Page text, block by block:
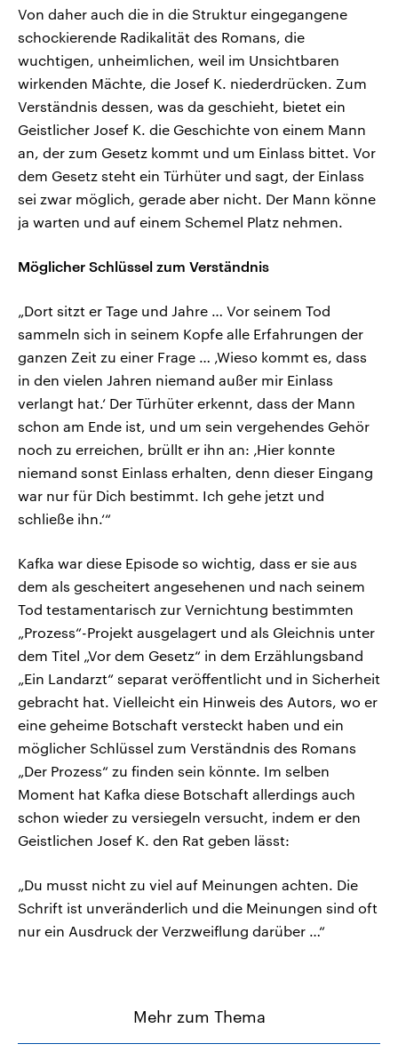
Von daher auch die in die Struktur eingegangene
schockierende Radikalität des Romans, die
wuchtigen, unheimlichen, weil im Unsichtbaren
wirkenden Mächte, die Josef K. niederdrücken. Zum
Verständnis dessen, was da geschieht, bietet ein
Geistlicher Josef K. die Geschichte von einem Mann
an, der zum Gesetz kommt und um Einlass bittet. Vor
dem Gesetz steht ein Türhüter und sagt, der Einlass
sei zwar möglich, gerade aber nicht. Der Mann könne
ja warten und auf einem Schemel Platz nehmen.
Möglicher Schlüssel zum Verständnis
„Dort sitzt er Tage und Jahre … Vor seinem Tod
sammeln sich in seinem Kopfe alle Erfahrungen der
ganzen Zeit zu einer Frage … ‚Wieso kommt es, dass
in den vielen Jahren niemand außer mir Einlass
verlangt hat.‘ Der Türhüter erkennt, dass der Mann
schon am Ende ist, und um sein vergehendes Gehör
noch zu erreichen, brüllt er ihn an: ‚Hier konnte
niemand sonst Einlass erhalten, denn dieser Eingang
war nur für Dich bestimmt. Ich gehe jetzt und
schließe ihn.‘“
Kafka war diese Episode so wichtig, dass er sie aus
dem als gescheitert angesehenen und nach seinem
Tod testamentarisch zur Vernichtung bestimmten
„Prozess“-Projekt ausgelagert und als Gleichnis unter
dem Titel „Vor dem Gesetz“ in dem Erzählungsband
„Ein Landarzt“ separat veröffentlicht und in Sicherheit
gebracht hat. Vielleicht ein Hinweis des Autors, wo er
eine geheime Botschaft versteckt haben und ein
möglicher Schlüssel zum Verständnis des Romans
„Der Prozess“ zu finden sein könnte. Im selben
Moment hat Kafka diese Botschaft allerdings auch
schon wieder zu versiegeln versucht, indem er den
Geistlichen Josef K. den Rat geben lässt:
„Du musst nicht zu viel auf Meinungen achten. Die
Schrift ist unveränderlich und die Meinungen sind oft
nur ein Ausdruck der Verzweiflung darüber …“
Mehr zum Thema